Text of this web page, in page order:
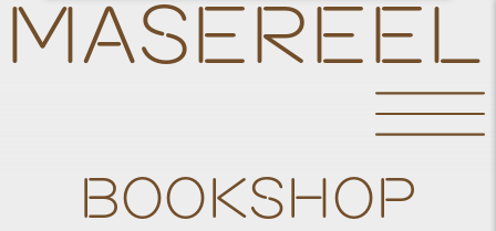
MASEREEL
BOOKSHOP